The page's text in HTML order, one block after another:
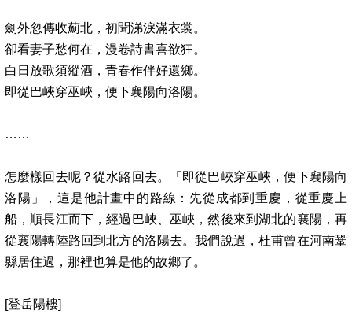
劍外忽傳收薊北，初聞涕淚滿衣裳。
卻看妻子愁何在，漫卷詩書喜欲狂。
白日放歌須縱酒，青春作伴好還鄉。
即從巴峽穿巫峽，便下襄陽向洛陽。
……
怎麼樣回去呢？從水路回去。「即從巴峽穿巫峽，便下襄陽向
洛陽」，這是他計畫中的路線：先從成都到重慶，從重慶上
船，順長江而下，經過巴峽、巫峽，然後來到湖北的襄陽，再
從襄陽轉陸路回到北方的洛陽去。我們說過，杜甫曾在河南鞏
縣居住過，那裡也算是他的故鄉了。
[登岳陽樓]